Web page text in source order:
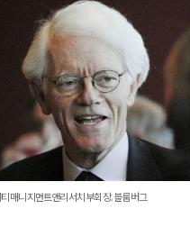
매니지먼트앤리서치 부회장. 블룸버그